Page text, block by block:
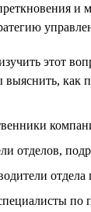
и
этот
выяснить, как
отделов,
отдела
по